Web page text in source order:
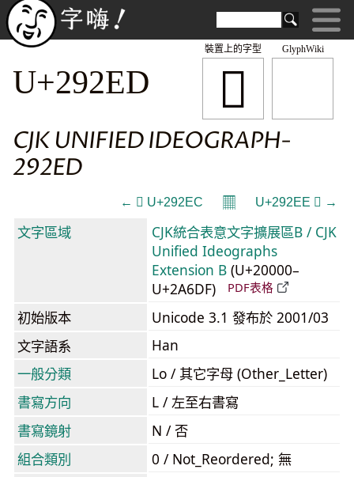
GlyphWiki
𩋭
裝置上的字型
U+292ED
CJK UNIFIED IDEOGRAPH-
292ED
← 𩋬 U+292EC 𝄜 U+292EE 𩋮 →
文字區域
CJK統合表意文字擴展區B / CJK
Unified Ideographs
Extension B (U+20000–
U+2A6DF)
PDF表格
初始版本
Unicode 3.1 發布於 2001/03
文字語系
Han
一般分類
Lo / 其它字母 (Other_Letter)
書寫方向
L / 左至右書寫
書寫鏡射
N / 否
組合類別
0 / Not_Reordered; 無